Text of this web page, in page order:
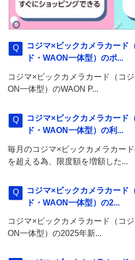
コジマ×ビックカメラカード
ド・WAON一体型）のポ...
コジマ×ビックカメラカード（コ
ON一体型）のWAON P...
コジマ×ビックカメラカード
ド・WAON一体型）の利...
毎月のコジマ×ビックカメラカー
を超える為、限度額を増額した...
コジマ×ビックカメラカード
ド・WAON一体型）の2...
コジマ×ビックカメラカード（コ
ON一体型）の2025年新...